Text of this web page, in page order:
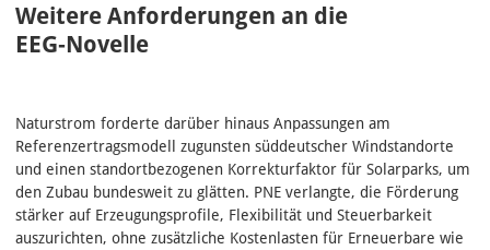
Weitere Anforderungen an die
EEG‑Novelle
Naturstrom forderte darüber hinaus Anpassungen am
Referenzertragsmodell zugunsten süddeutscher Windstandorte
und einen standortbezogenen Korrekturfaktor für Solarparks, um
den Zubau bundesweit zu glätten. PNE verlangte, die Förderung
stärker auf Erzeugungsprofile, Flexibilität und Steuerbarkeit
auszurichten, ohne zusätzliche Kostenlasten für Erneuerbare wie